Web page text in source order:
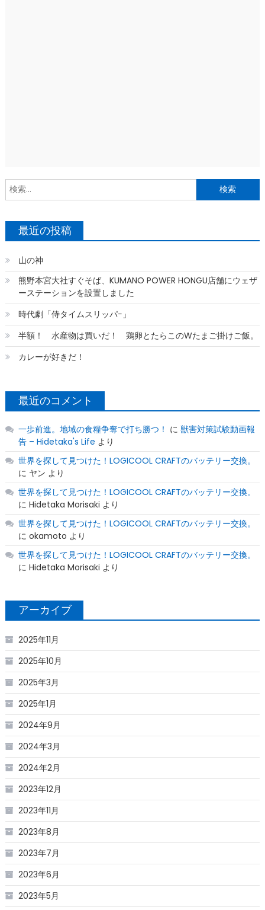
最近の投稿
山の神
熊野本宮大社すぐそば、KUMANO POWER HONGU店舗にウェザ
ーステーションを設置しました
時代劇「侍タイムスリッパ−」
半額！ 水産物は買いだ！ 鶏卵とたらこのWたまご掛けご飯。
カレーが好きだ！
最近のコメント
一歩前進。地域の食糧争奪で打ち勝つ！ に 獣害対策試験動画報
告 – Hidetaka's Life より
世界を探して見つけた！LOGICOOL CRAFTのバッテリー交換。
に ヤン より
世界を探して見つけた！LOGICOOL CRAFTのバッテリー交換。
に Hidetaka Morisaki より
世界を探して見つけた！LOGICOOL CRAFTのバッテリー交換。
に okamoto より
世界を探して見つけた！LOGICOOL CRAFTのバッテリー交換。
に Hidetaka Morisaki より
アーカイブ
2025年11月
2025年10月
2025年3月
2025年1月
2024年9月
2024年3月
2024年2月
2023年12月
2023年11月
2023年8月
2023年7月
2023年6月
2023年5月